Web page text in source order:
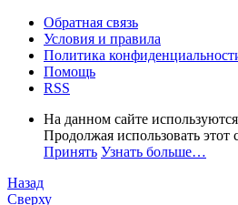
Обратная связь
Условия и правила
Политика
Помощь
RSS
На данном сайте
Продолжая использовать
Принять Узнать больше…
Назад
Сверху